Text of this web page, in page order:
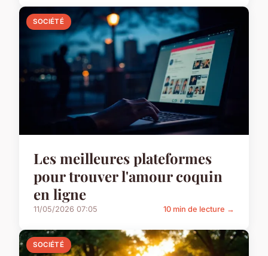
SOCIÉTÉ
Les meilleures plateformes
pour trouver l'amour coquin
en ligne
11/05/2026 07:05 10 min de lecture →
SOCIÉTÉ